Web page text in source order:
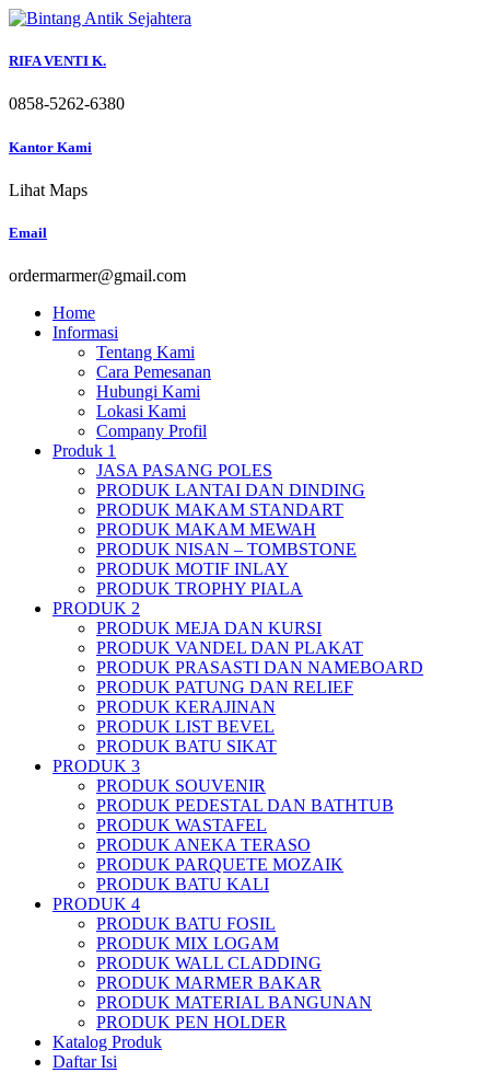
Skip
content
RIFA VENTI K.
0858-5262-6380
Kantor Kami
Lihat Maps
Email
ordermarmer@gmail.com
Home
Informasi
Tentang Kami
Cara Pemesanan
Hubungi Kami
Lokasi Kami
Company Profil
Produk 1
JASA PASANG POLES
PRODUK LANTAI DAN DINDING
PRODUK MAKAM STANDART
PRODUK MAKAM MEWAH
PRODUK NISAN – TOMBSTONE
PRODUK MOTIF INLAY
PRODUK TROPHY PIALA
PRODUK 2
PRODUK MEJA DAN KURSI
PRODUK VANDEL DAN PLAKAT
PRODUK PRASASTI DAN NAMEBOARD
PRODUK PATUNG DAN RELIEF
PRODUK KERAJINAN
PRODUK LIST BEVEL
PRODUK BATU SIKAT
PRODUK 3
PRODUK SOUVENIR
PRODUK PEDESTAL DAN BATHTUB
PRODUK WASTAFEL
PRODUK ANEKA TERASO
PRODUK PARQUETE MOZAIK
PRODUK BATU KALI
PRODUK 4
PRODUK BATU FOSIL
PRODUK MIX LOGAM
PRODUK WALL CLADDING
PRODUK MARMER BAKAR
PRODUK MATERIAL BANGUNAN
PRODUK PEN HOLDER
Katalog Produk
Daftar Isi